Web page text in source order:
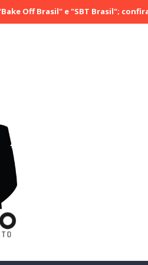
e "SBT Brasil"; confira os